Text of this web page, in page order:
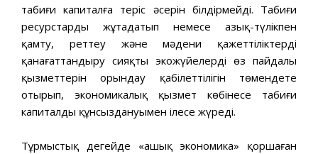
табиғи капиталға теріс әсерін білдірмейді. Табиғи
ресурстарды жұтаңдатып немесе азық-түлікпен
қамту, реттеу және мәдени қажеттіліктерді
қанағаттандыру сияқты экожүйелердің өз пайдалы
қызметтерін орындау қабілеттілігін төмендете
отырып, экономикалық қызмет көбінесе табиғи
капиталдың құнсыздануымен ілесе жүреді.
Тұрмыстық деңгейде «ашық экономика» қоршаған